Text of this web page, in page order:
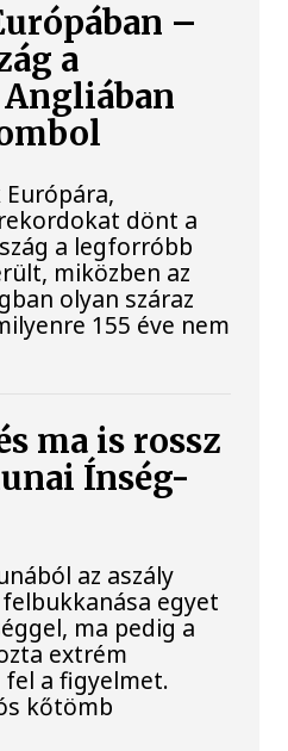
–
a
dönt a
a legforróbb
miközben az
olyan száraz
155 éve nem
ma is rossz
Ínség-
az aszály
egyet
ma pedig a
extrém
fel a figyelmet.
kőtömb